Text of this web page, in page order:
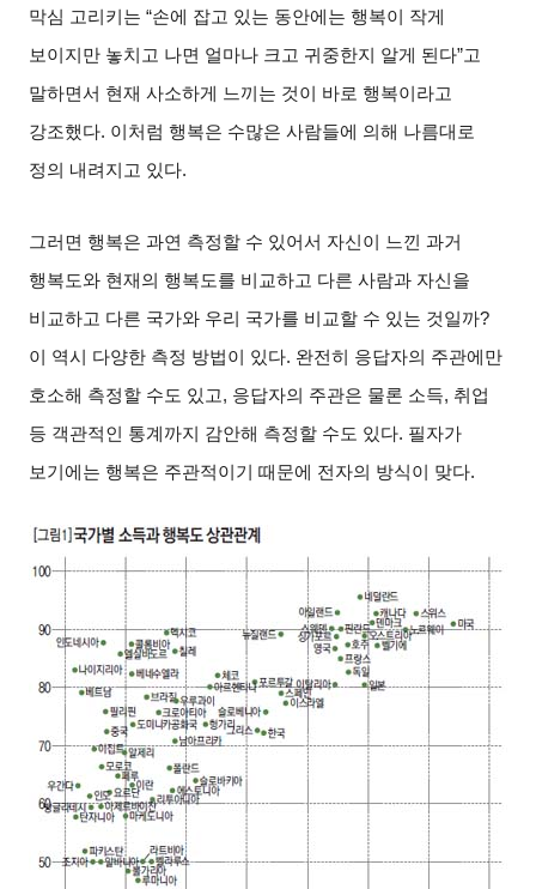
막심 고리키는 “손에 잡고 있는 동안에는 행복이 작게
보이지만 놓치고 나면 얼마나 크고 귀중한지 알게 된다”고
말하면서 현재 사소하게 느끼는 것이 바로 행복이라고
강조했다. 이처럼 행복은 수많은 사람들에 의해 나름대로
정의 내려지고 있다.
그러면 행복은 과연 측정할 수 있어서 자신이 느낀 과거
행복도와 현재의 행복도를 비교하고 다른 사람과 자신을
비교하고 다른 국가와 우리 국가를 비교할 수 있는 것일까?
이 역시 다양한 측정 방법이 있다. 완전히 응답자의 주관에만
호소해 측정할 수도 있고, 응답자의 주관은 물론 소득, 취업
등 객관적인 통계까지 감안해 측정할 수도 있다. 필자가
보기에는 행복은 주관적이기 때문에 전자의 방식이 맞다.